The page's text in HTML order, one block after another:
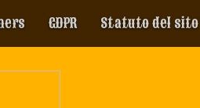
GDPR Statuto del